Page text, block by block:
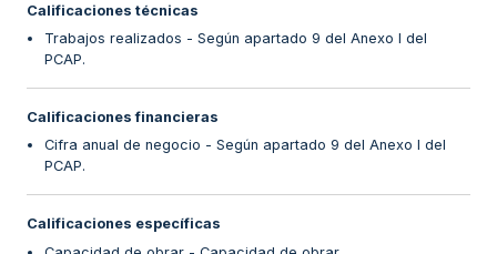
Calificaciones técnicas
Trabajos realizados - Según apartado 9 del Anexo I del
PCAP.
Calificaciones financieras
Cifra anual de negocio - Según apartado 9 del Anexo I del
PCAP.
Calificaciones específicas